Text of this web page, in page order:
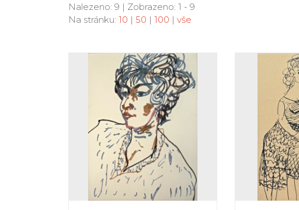
Nalezeno: 9 | Zobrazeno: 1 - 9
Na stránku: 10 | 50 | 100 | vše